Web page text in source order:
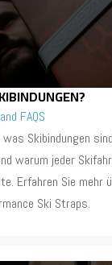
FAQS
was Skibindungen
warum jeder
Erfahren Sie mehr
Ski Straps.